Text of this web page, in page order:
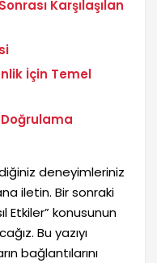
Karşılaşılan
İçin Temel
deneyimleriniz
iletin. Bir sonraki
Etkiler” konusunun
Bu yazıyı
bağlantılarını